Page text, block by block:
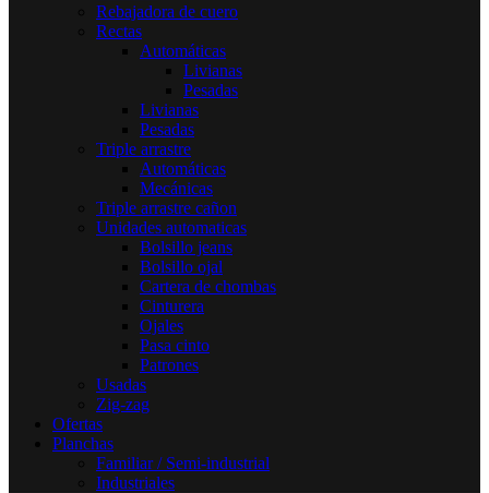
Rebajadora de cuero
Rectas
Automáticas
Livianas
Pesadas
Livianas
Pesadas
Triple arrastre
Automáticas
Mecánicas
Triple arrastre cañon
Unidades automaticas
Bolsillo jeans
Bolsillo ojal
Cartera de chombas
Cinturera
Ojales
Pasa cinto
Patrones
Usadas
Zig-zag
Ofertas
Planchas
Familiar / Semi-industrial
Industriales